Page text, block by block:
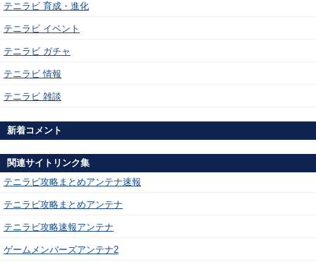
テニラビ 育成・進化
テニラビ イベント
テニラビ ガチャ
テニラビ 情報
テニラビ 雑談
新着コメント
関連サイトリンク集
テニラビ攻略まとめアンテナ速報
テニラビ攻略まとめアンテナ
テニラビ攻略速報アンテナ
ゲームメンバーズアンテナ2